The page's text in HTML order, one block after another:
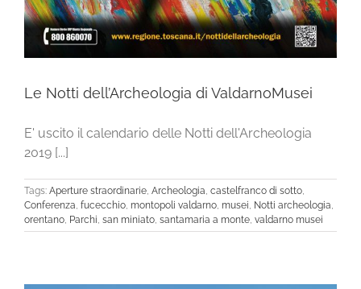
Le Notti dell’Archeologia di ValdarnoMusei
E' uscito il calendario delle Notti dell'Archeologia
2019 [...]
Tags: Aperture straordinarie, Archeologia, castelfranco di sotto,
Conferenza, fucecchio, montopoli valdarno, musei, Notti archeologia,
orentano, Parchi, san miniato, santamaria a monte, valdarno musei